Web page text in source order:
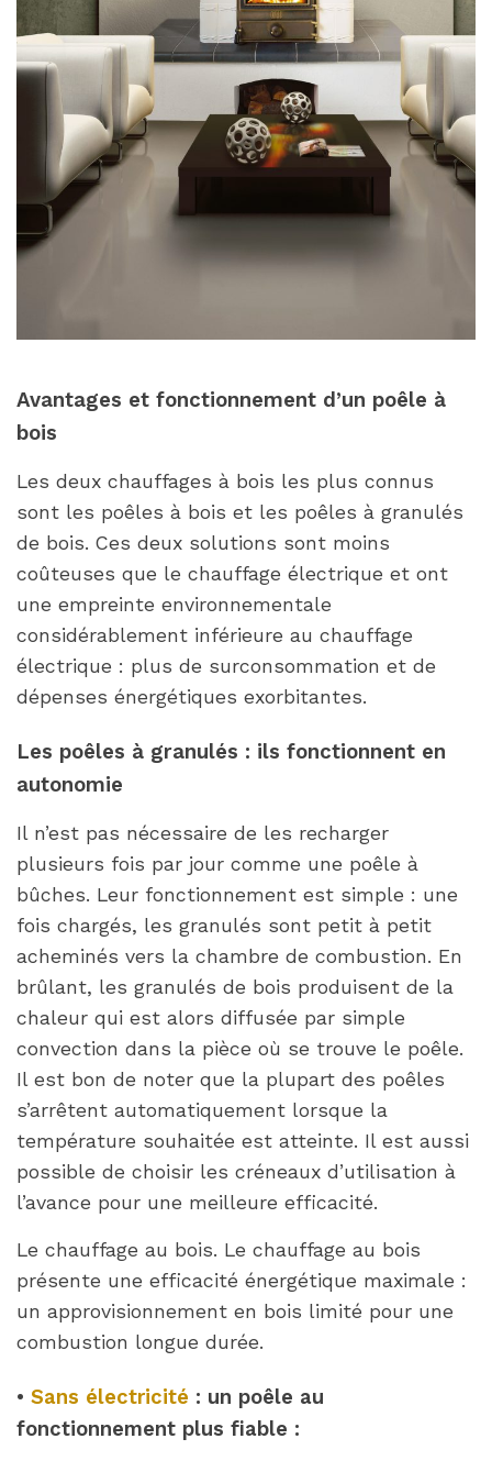
Avantages et fonctionnement d’un poêle à
bois
Les deux chauffages à bois les plus connus
sont les poêles à bois et les poêles à granulés
de bois. Ces deux solutions sont moins
coûteuses que le chauffage électrique et ont
une empreinte environnementale
considérablement inférieure au chauffage
électrique : plus de surconsommation et de
dépenses énergétiques exorbitantes.
Les poêles à granulés : ils fonctionnent en
autonomie
Il n’est pas nécessaire de les recharger
plusieurs fois par jour comme une poêle à
bûches. Leur fonctionnement est simple : une
fois chargés, les granulés sont petit à petit
acheminés vers la chambre de combustion. En
brûlant, les granulés de bois produisent de la
chaleur qui est alors diffusée par simple
convection dans la pièce où se trouve le poêle.
Il est bon de noter que la plupart des poêles
s’arrêtent automatiquement lorsque la
température souhaitée est atteinte. Il est aussi
possible de choisir les créneaux d’utilisation à
l’avance pour une meilleure efficacité.
Le chauffage au bois. Le chauffage au bois
présente une efficacité énergétique maximale :
un approvisionnement en bois limité pour une
combustion longue durée.
• Sans électricité : un poêle au
fonctionnement plus fiable :